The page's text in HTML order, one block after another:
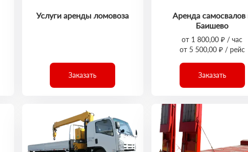
Услуги аренды ломовоза
Заказать
Аренда самосвалов
Баишево
от 1 800,00 ₽ / час
от 5 500,00 ₽ / рейс
Заказать